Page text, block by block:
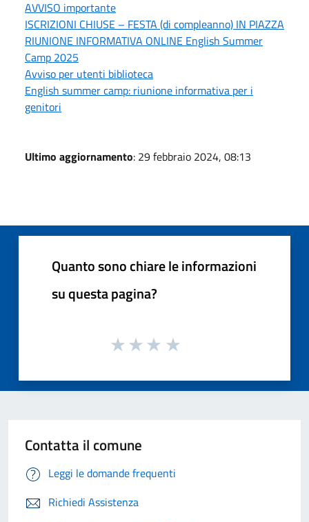
AVVISO importante
ISCRIZIONI CHIUSE – FESTA (di compleanno) IN PIAZZA
RIUNIONE INFORMATIVA ONLINE English Summer
Camp 2025
Avviso per utenti biblioteca
English summer camp: riunione informativa per i
genitori
Ultimo aggiornamento: 29 febbraio 2024, 08:13
Quanto sono chiare le informazioni
su questa pagina?
Contatta il comune
Leggi le domande frequenti
Richiedi Assistenza